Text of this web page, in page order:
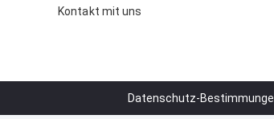
Kontakt mit uns
Datenschutz-